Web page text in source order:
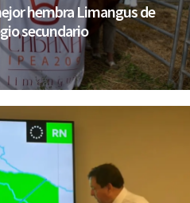
hembra Limangus de
secundario